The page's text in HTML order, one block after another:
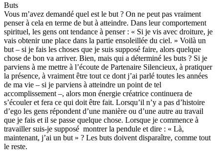
Buts
Vous m’avez demandé quel est le but ? On ne peut pas vraiment
penser à cela en terme de but à atteindre. Dans leur comportement
spirituel, les gens ont tendance à penser : « Si je vis avec droiture, je
vais obtenir une place dans la partie ensoleillée du ciel. » Voilà un
but – si je fais les choses que je suis supposé faire, alors quelque
chose de bon va arriver. Bien, mais qui a déterminé les buts ? Si je
parviens à me mettre à l’écoute de Partenaire Silencieux, à pratiquer
la présence, à vraiment être tout ce dont j’ai parlé toutes les années
de ma vie – si je parviens à atteindre un point de tel
accomplissement –, alors mon énergie créatrice continuera de
s’écouler et fera ce qui doit être fait. Lorsqu’il n’y a pas d’histoire
d’ego les gens répondent d’une manière ou d’une autre au travail
que je fais et il se passe quelque chose. Lorsque je commence à
travailler suis-je supposé montrer la pendule et dire : « Là,
maintenant, j’ai un but » ? Les buts doivent disparaître, comme tout
le reste.